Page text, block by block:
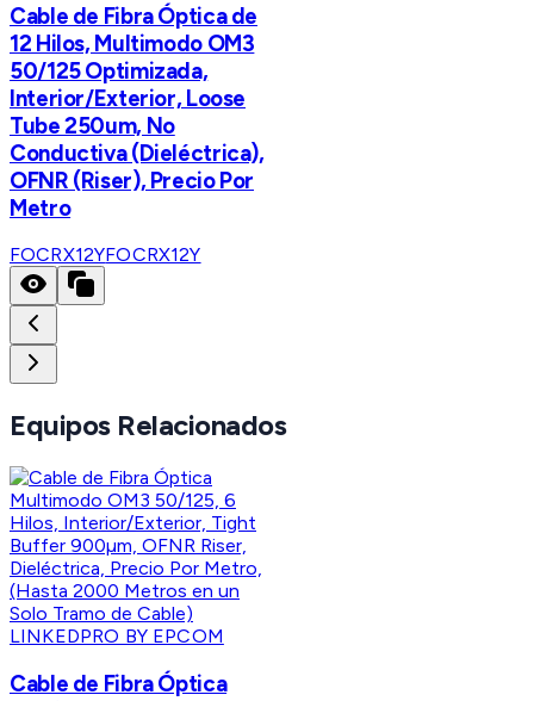
Cable de Fibra Óptica de
12 Hilos, Multimodo OM3
50/125 Optimizada,
Interior/Exterior, Loose
Tube 250um, No
Conductiva (Dieléctrica),
OFNR (Riser), Precio Por
Metro
FOCRX12YFOCRX12Y
Equipos Relacionados
LINKEDPRO BY EPCOM
Cable de Fibra Óptica